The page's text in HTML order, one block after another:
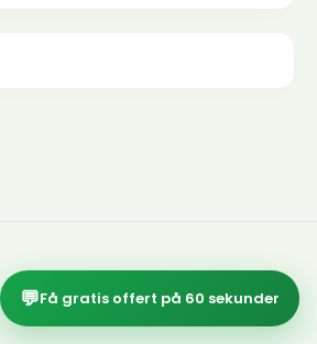
💬Få gratis offert på 60 sekunder